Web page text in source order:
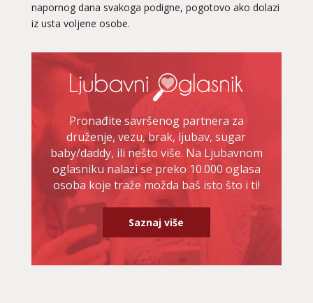
napornog dana svakoga podigne, pogotovo ako dolazi
iz usta voljene osobe.
Pronađite savršenog partnera za
druženje, vezu, brak, ljubav, sugar
baby/daddy, ili nešto više. Na Ljubavnom
oglasniku nalazi se preko 10.000 oglasa
osoba koje traže možda baš isto što i ti!
Saznaj više